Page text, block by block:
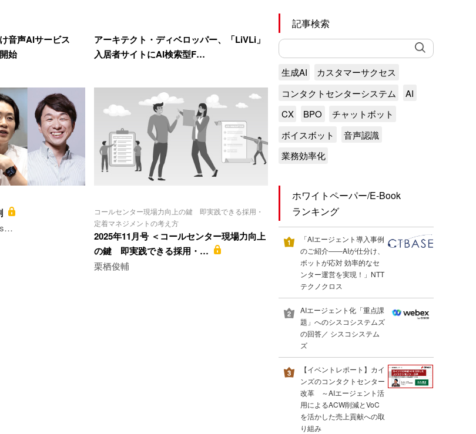
音声AIサービス
始
アーキテクト・ディベロッパー、「LiVLi」
入居者サイトにAI検索型F…
コールセンター現場力向上の鍵 即実践できる採用・
定着マネジメントの考え方
2025年11月号 ＜コールセンター現場力向上
の鍵 即実践できる採用・…
栗栖俊輔
記事検索
生成AI
カスタマーサクセス
コンタクトセンターシステム
AI
CX
BPO
チャットボット
ボイスボット
音声認識
業務効率化
ホワイトペーパー/E-Book
ランキング
「AIエージェント導入事例
のご紹介――AIが仕分け、
ボットが応対 効率的なセ
ンター運営を実現！」NTT
テクノクロス
AIエージェント化「重点課
題」へのシスコシステムズ
の回答／ シスコシステム
ズ
【イベントレポート】カイ
ンズのコンタクトセンター
改革 ～AIエージェント活
用によるACW削減とVoC
を活かした売上貢献への取
り組み